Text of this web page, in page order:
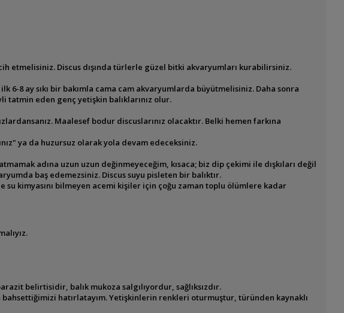
etmelisiniz. Discus dışında türlerle güzel bitki akvaryumları kurabilirsiniz.
6-8 ay sıkı bir bakımla cama cam akvaryumlarda büyütmelisiniz. Daha sonra
tatmin eden genç yetişkin balıklarınız olur.
Maalesef bodur discuslarınız olacaktır. Belki hemen farkına
ya da huzursuz olarak yola devam edeceksiniz.
adına uzun uzun değinmeyeceğim, kısaca; biz dip çekimi ile dışkıları değil
baş edemezsiniz. Discus suyu pisleten bir balıktır.
kimyasını bilmeyen acemi kişiler için çoğu zaman toplu ölümlere kadar
belirtisidir, balık mukoza salgılıyordur, sağlıksızdır.
hatırlatayım. Yetişkinlerin renkleri oturmuştur, türünden kaynaklı